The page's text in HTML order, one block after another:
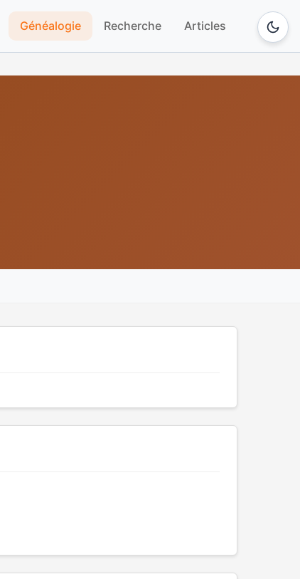
Généalogie Recherche Articles